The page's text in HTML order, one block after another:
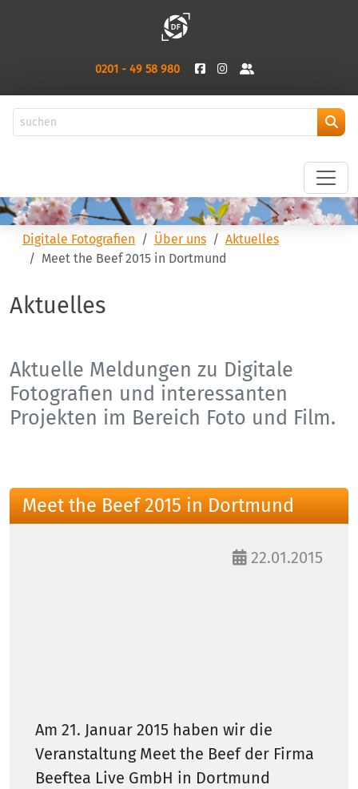
0201 - 49 58 980
Digitale Fotografien Über uns
Aktuelles
Meet the Beef 2015 in Dortmund
Aktuelles
Aktuelle Meldungen zu Digitale
Fotografien und interessanten
Projekten im Bereich Foto und Film.
Meet the Beef 2015 in Dortmund
22.01.2015
Am 21. Januar 2015 haben wir die
Veranstaltung Meet the Beef der Firma
Beeftea Live GmbH in Dortmund